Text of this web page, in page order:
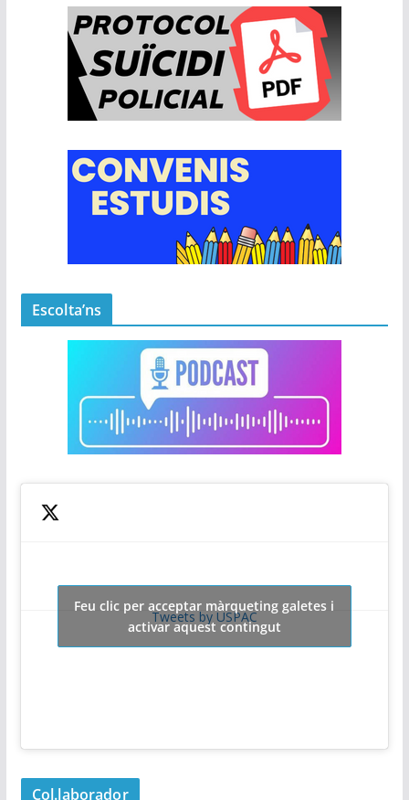
Escolta’ns
Tweets by USPAC
Feu clic per acceptar màrqueting galetes i
activar aquest contingut
Col.laborador